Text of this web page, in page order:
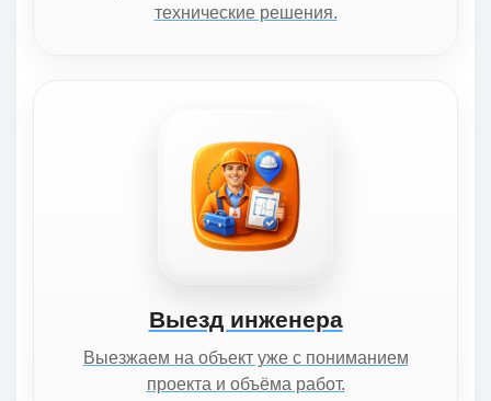
технические решения.
Выезд инженера
Выезжаем на объект уже с пониманием
проекта и объёма работ.